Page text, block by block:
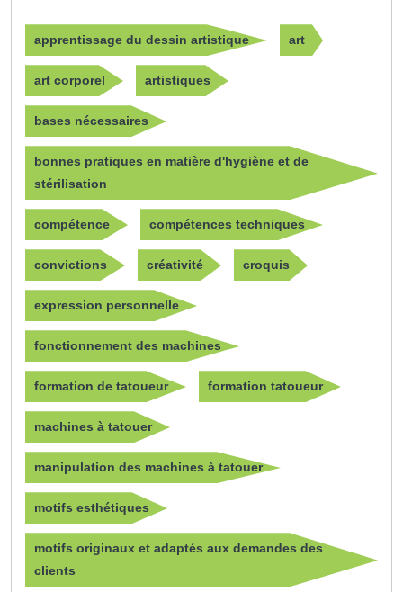
apprentissage du dessin artistique art
art corporel artistiques
bases nécessaires
bonnes pratiques en matière d'hygiène et de
stérilisation
compétence compétences techniques
convictions créativité croquis
expression personnelle
fonctionnement des machines
formation de tatoueur formation tatoueur
machines à tatouer
manipulation des machines à tatouer
motifs esthétiques
motifs originaux et adaptés aux demandes des
clients